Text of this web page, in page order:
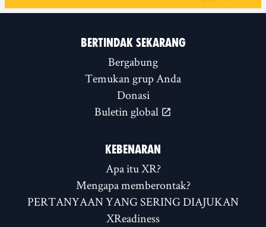
BERTINDAK SEKARANG
Bergabung
Temukan grup Anda
Donasi
Buletin global
KEBENARAN
Apa itu XR?
Mengapa memberontak?
PERTANYAAN YANG SERING DIAJUKAN
XReadiness